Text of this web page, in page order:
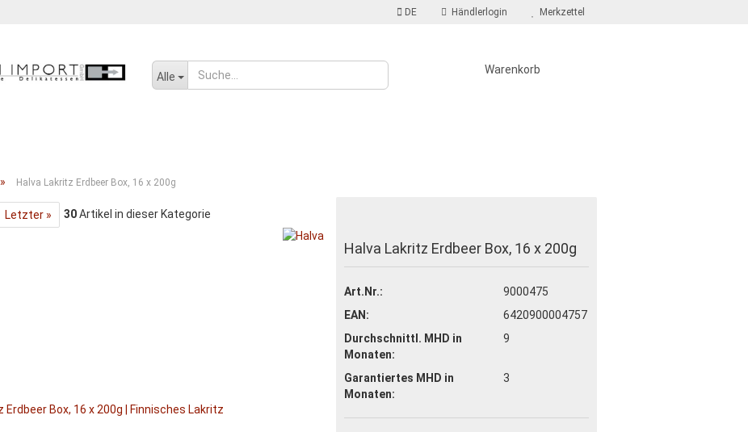
DE Händlerlogin
Konto erstellen
Merkzettel
Alle
Warenkorb
» Halva Lakritz Erdbeer Box, 16 x 200g
Letzter » 30Artikel in dieser Kategorie
Halva Lakritz Erdbeer Box, 16 x 200g
Art.Nr.:
9000475
EAN:
6420900004757
Durchschnittl. MHD in
Monaten:
9
Garantiertes MHD in
Monaten:
3